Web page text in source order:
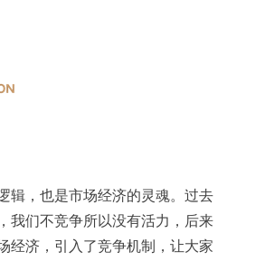
辑，也是市场经济的灵魂。过去
我们不竞争所以没有活力，后来
经济，引入了竞争机制，让大家